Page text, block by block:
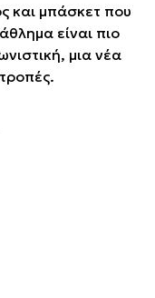
και μπάσκετ που
είναι πιο
μια νέα